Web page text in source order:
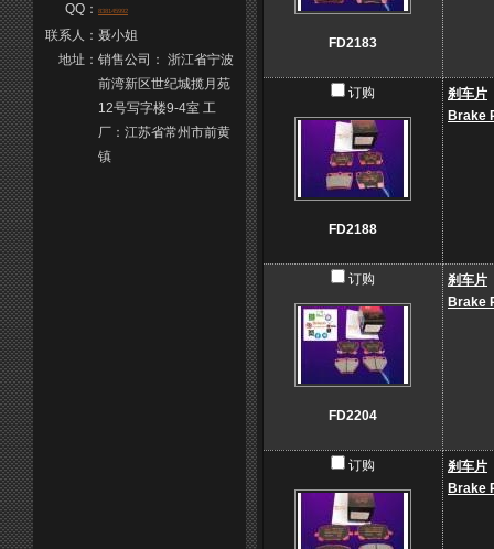
FD2183
订购
FD2188
刹车片
Brake
订购
FD2204
刹车片
Brake
订购
刹车片
Brake
QQ：
838145992
联系人： 聂小姐
地址： 销售公司： 浙江省宁波
前湾新区世纪城揽月苑
12号写字楼9-4室 工
厂：江苏省常州市前黄
镇